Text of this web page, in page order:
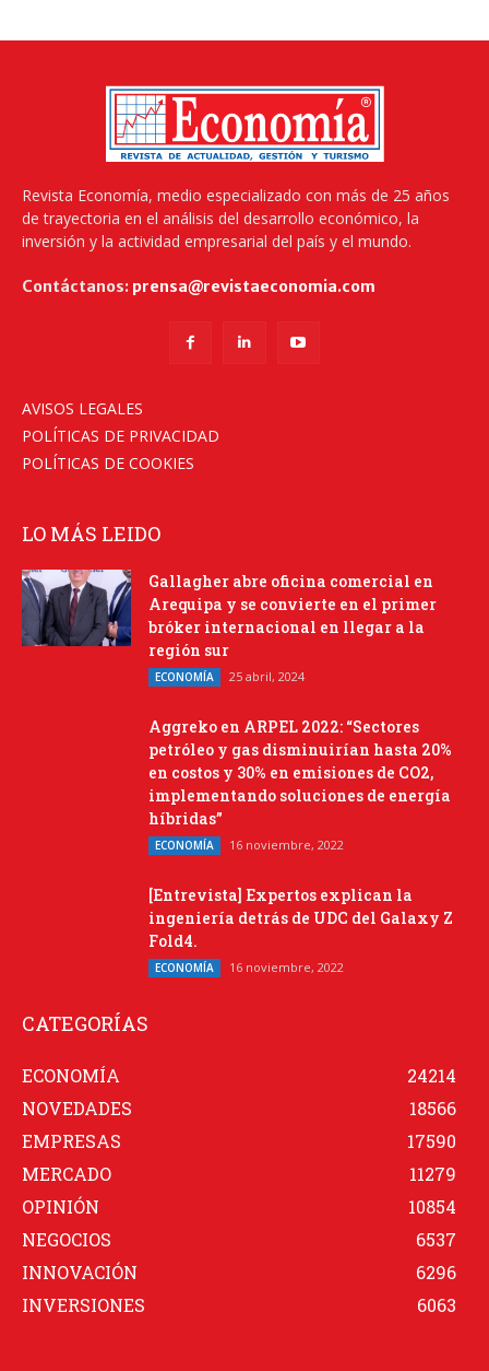
Revista Economía, medio especializado con más de 25 años
de trayectoria en el análisis del desarrollo económico, la
inversión y la actividad empresarial del país y el mundo.
Contáctanos: prensa@revistaeconomia.com
AVISOS LEGALES
POLÍTICAS DE PRIVACIDAD
POLÍTICAS DE COOKIES
LO MÁS LEIDO
Gallagher abre oficina comercial en
Arequipa y se convierte en el primer
bróker internacional en llegar a la
región sur
ECONOMÍA 25 abril, 2024
Aggreko en ARPEL 2022: “Sectores
petróleo y gas disminuirían hasta 20%
en costos y 30% en emisiones de CO2,
implementando soluciones de energía
híbridas”
ECONOMÍA 16 noviembre, 2022
[Entrevista] Expertos explican la
ingeniería detrás de UDC del Galaxy Z
Fold4.
ECONOMÍA 16 noviembre, 2022
CATEGORÍAS
ECONOMÍA
24214
NOVEDADES
18566
EMPRESAS
17590
MERCADO
11279
OPINIÓN
10854
NEGOCIOS
6537
INNOVACIÓN
6296
INVERSIONES
6063